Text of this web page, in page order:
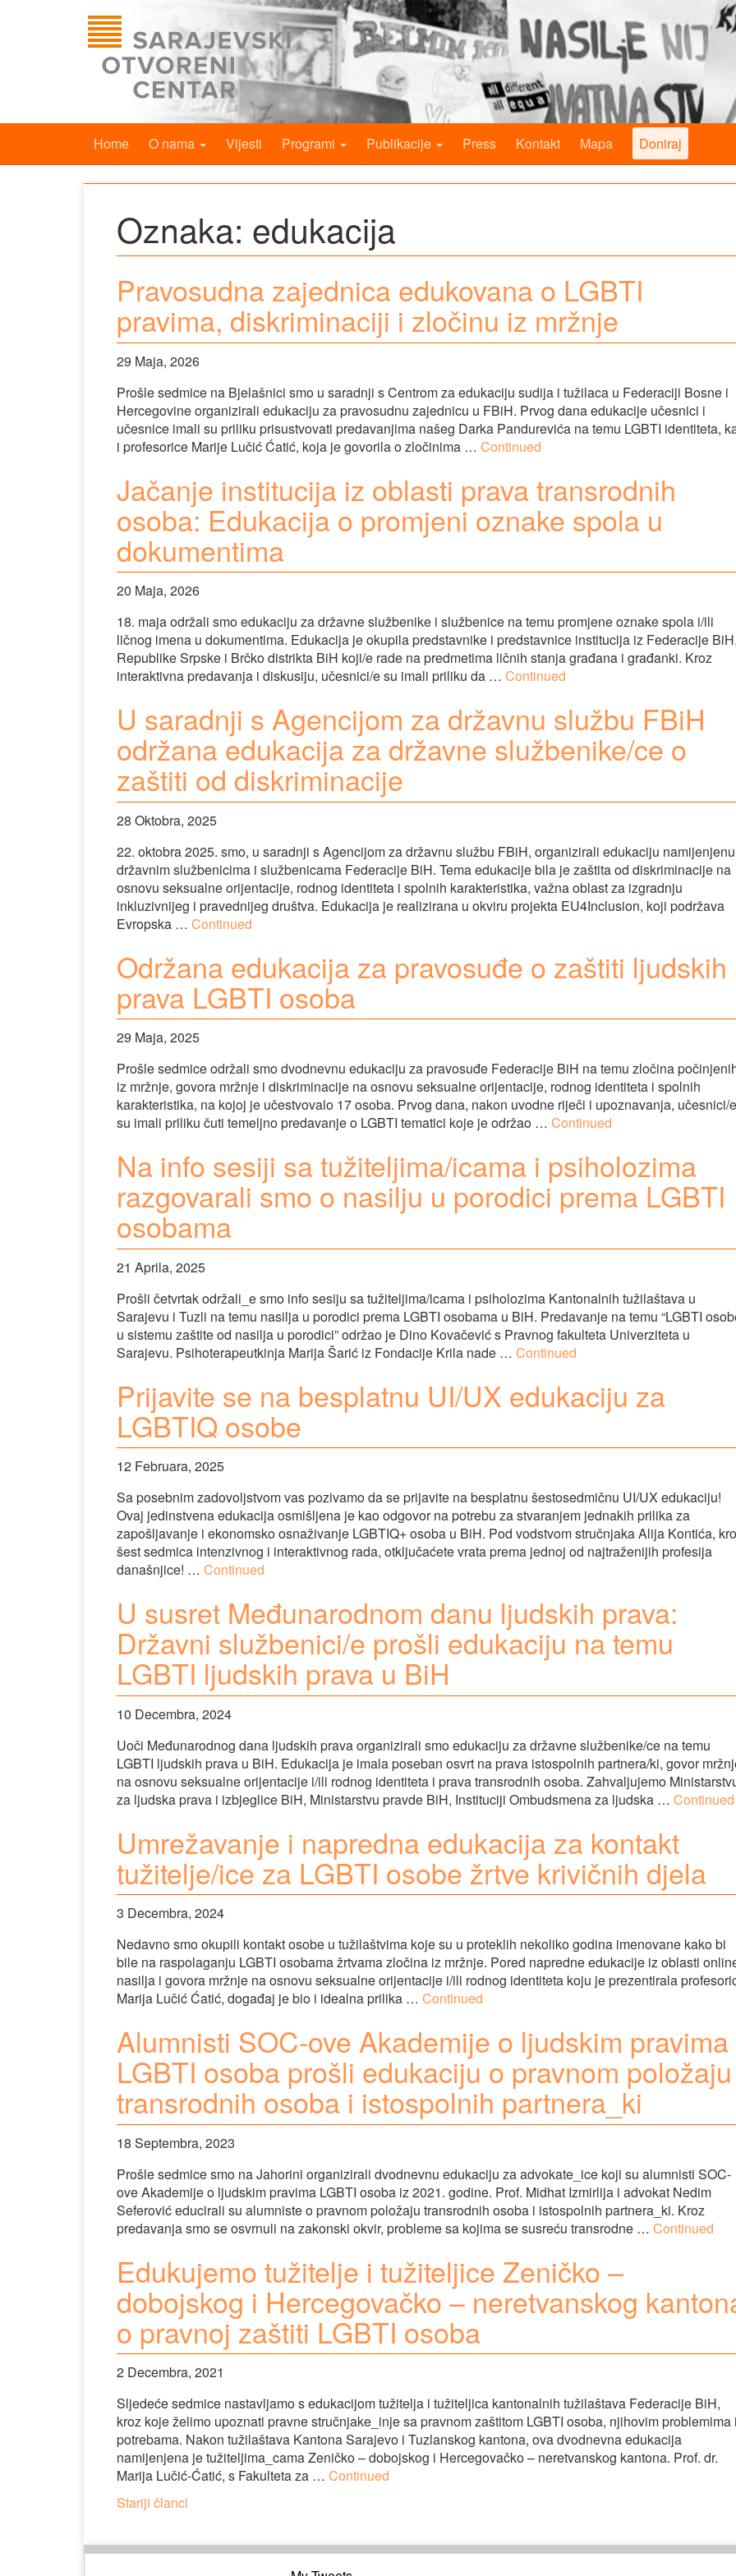
Home O nama Vijesti Programi Publikacije Press Kontakt Mapa Doniraj
Oznaka: edukacija
Pravosudna zajednica edukovana o LGBTI
pravima, diskriminaciji i zločinu iz mržnje
29 Maja, 2026
Prošle sedmice na Bjelašnici smo u saradnji s Centrom za edukaciju sudija i tužilaca u Federaciji Bosne i
Hercegovine organizirali edukaciju za pravosudnu zajednicu u FBiH. Prvog dana edukacije učesnici i
učesnice imali su priliku prisustvovati predavanjima našeg Darka Pandurevića na temu LGBTI identiteta,
i profesorice Marije Lučić Ćatić, koja je govorila o zločinima … Continued
Jačanje institucija iz oblasti prava transrodnih
osoba: Edukacija o promjeni oznake spola u
dokumentima
20 Maja, 2026
18. maja održali smo edukaciju za državne službenike i službenice na temu promjene oznake spola i/ili
ličnog imena u dokumentima. Edukacija je okupila predstavnike i predstavnice institucija iz Federacije
Republike Srpske i Brčko distrikta BiH koji/e rade na predmetima ličnih stanja građana i građanki. Kroz
interaktivna predavanja i diskusiju, učesnici/e su imali priliku da … Continued
U saradnji s Agencijom za državnu službu FBiH
održana edukacija za državne službenike/ce o
zaštiti od diskriminacije
28 Oktobra, 2025
22. oktobra 2025. smo, u saradnji s Agencijom za državnu službu FBiH, organizirali edukaciju namijenjenu
državnim službenicima i službenicama Federacije BiH. Tema edukacije bila je zaštita od diskriminacije na
osnovu seksualne orijentacije, rodnog identiteta i spolnih karakteristika, važna oblast za izgradnju
inkluzivnijeg i pravednijeg društva. Edukacija je realizirana u okviru projekta EU4Inclusion, koji podržava
Evropska … Continued
Održana edukacija za pravosuđe o zaštiti ljudskih
prava LGBTI osoba
29 Maja, 2025
Prošle sedmice održali smo dvodnevnu edukaciju za pravosuđe Federacije BiH na temu zločina
iz mržnje, govora mržnje i diskriminacije na osnovu seksualne orijentacije, rodnog identiteta i spolnih
karakteristika, na kojoj je učestvovalo 17 osoba. Prvog dana, nakon uvodne riječi i upoznavanja, učesnici/e
su imali priliku čuti temeljno predavanje o LGBTI tematici koje je održao … Continued
Na info sesiji sa tužiteljima/icama i psiholozima
razgovarali smo o nasilju u porodici prema LGBTI
osobama
21 Aprila, 2025
Prošli četvrtak održali_e smo info sesiju sa tužiteljima/icama i psiholozima Kantonalnih tužilaštava u
Sarajevu i Tuzli na temu nasilja u porodici prema LGBTI osobama u BiH. Predavanje na temu “LGBTI
u sistemu zaštite od nasilja u porodici” održao je Dino Kovačević s Pravnog fakulteta Univerziteta u
Sarajevu. Psihoterapeutkinja Marija Šarić iz Fondacije Krila nade … Continued
Prijavite se na besplatnu UI/UX edukaciju za
LGBTIQ osobe
12 Februara, 2025
Sa posebnim zadovoljstvom vas pozivamo da se prijavite na besplatnu šestosedmičnu UI/UX edukaciju!
Ovaj jedinstvena edukacija osmišljena je kao odgovor na potrebu za stvaranjem jednakih prilika za
zapošljavanje i ekonomsko osnaživanje LGBTIQ+ osoba u BiH. Pod vodstvom stručnjaka Alija Kontića,
šest sedmica intenzivnog i interaktivnog rada, otključaćete vrata prema jednoj od najtraženijih profesija
današnjice! … Continued
U susret Međunarodnom danu ljudskih prava:
Državni službenici/e prošli edukaciju na temu
LGBTI ljudskih prava u BiH
10 Decembra, 2024
Uoči Međunarodnog dana ljudskih prava organizirali smo edukaciju za državne službenike/ce na temu
LGBTI ljudskih prava u BiH. Edukacija je imala poseban osvrt na prava istospolnih partnera/ki, govor
na osnovu seksualne orijentacije i/ili rodnog identiteta i prava transrodnih osoba. Zahvaljujemo
za ljudska prava i izbjeglice BiH, Ministarstvu pravde BiH, Instituciji Ombudsmena za ljudska … Continued
Umrežavanje i napredna edukacija za kontakt
tužitelje/ice za LGBTI osobe žrtve krivičnih djela
3 Decembra, 2024
Nedavno smo okupili kontakt osobe u tužilaštvima koje su u proteklih nekoliko godina imenovane kako bi
bile na raspolaganju LGBTI osobama žrtvama zločina iz mržnje. Pored napredne edukacije iz oblasti
nasilja i govora mržnje na osnovu seksualne orijentacije i/ili rodnog identiteta koju je prezentirala
Marija Lučić Ćatić, događaj je bio i idealna prilika … Continued
Alumnisti SOC-ove Akademije o ljudskim pravima
LGBTI osoba prošli edukaciju o pravnom položaju
transrodnih osoba i istospolnih partnera_ki
18 Septembra, 2023
Prošle sedmice smo na Jahorini organizirali dvodnevnu edukaciju za advokate_ice koji su alumnisti SOC-
ove Akademije o ljudskim pravima LGBTI osoba iz 2021. godine. Prof. Midhat Izmirlija i advokat Nedim
Seferović educirali su alumniste o pravnom položaju transrodnih osoba i istospolnih partnera_ki. Kroz
predavanja smo se osvrnuli na zakonski okvir, probleme sa kojima se susreću transrodne … Continued
Edukujemo tužitelje i tužiteljice Zeničko –
dobojskog i Hercegovačko – neretvanskog
o pravnoj zaštiti LGBTI osoba
2 Decembra, 2021
Sljedeće sedmice nastavljamo s edukacijom tužitelja i tužiteljica kantonalnih tužilaštava Federacije BiH,
kroz koje želimo upoznati pravne stručnjake_inje sa pravnom zaštitom LGBTI osoba, njihovim problemima
potrebama. Nakon tužilaštava Kantona Sarajevo i Tuzlanskog kantona, ova dvodnevna edukacija
namijenjena je tužiteljima_cama Zeničko – dobojskog i Hercegovačko – neretvanskog kantona. Prof. dr.
Marija Lučić-Ćatić, s Fakulteta za … Continued
Navigacija
člancima
Stariji članci